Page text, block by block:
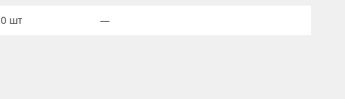
0 шт —